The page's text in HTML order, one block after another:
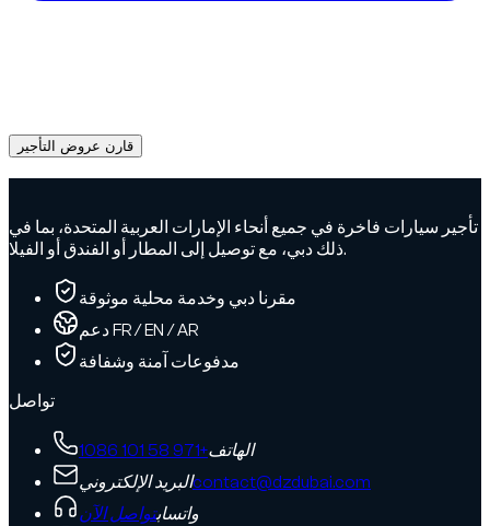
قارن عروض التأجير
تأجير سيارات فاخرة في جميع أنحاء الإمارات العربية المتحدة، بما في
ذلك دبي، مع توصيل إلى المطار أو الفندق أو الفيلا.
مقرنا دبي وخدمة محلية موثوقة
دعم FR / EN / AR
مدفوعات آمنة وشفافة
تواصل
الهاتف+971 58 101 1086
البريد الإلكترونيcontact@dzdubai.com
واتسابتواصل الآن